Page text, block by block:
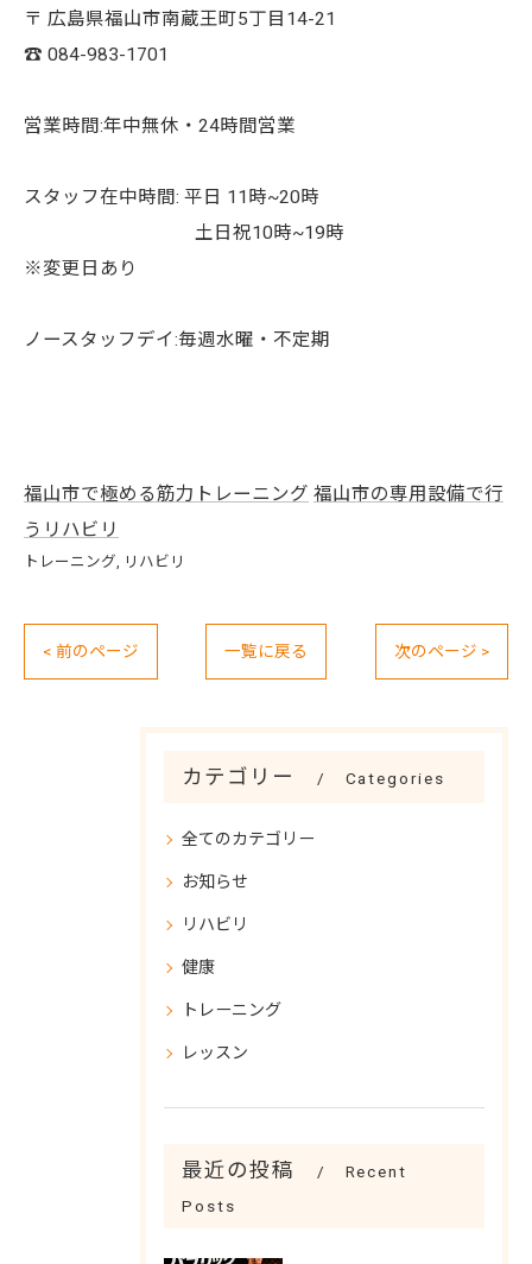
〒 広島県福山市南蔵王町5丁目14-21
☎︎ 084-983-1701
営業時間:年中無休・24時間営業
スタッフ在中時間: 平日 11時~20時
土日祝10時~19時
※変更日あり
ノースタッフデイ:毎週水曜・不定期
福山市で極める筋力トレーニング 福山市の専用設備で行
うリハビリ
トレーニング リハビリ
< 前のページ 一覧に戻る 次のページ >
カテゴリー Categories
全てのカテゴリー
お知らせ
リハビリ
健康
トレーニング
レッスン
最近の投稿
Recent
Posts